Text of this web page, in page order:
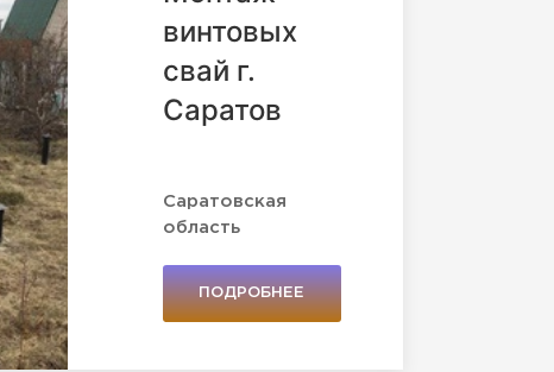
винтовых
свай г.
Саратов
Саратовская
область
ПОДРОБНЕЕ